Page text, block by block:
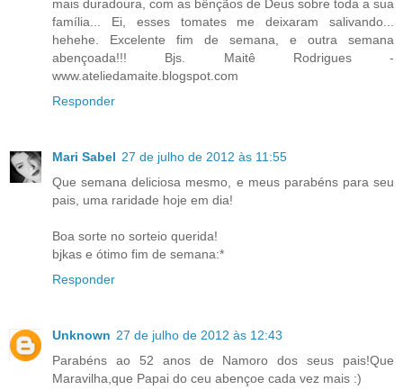
mais duradoura, com as bênçãos de Deus sobre toda a sua
família... Ei, esses tomates me deixaram salivando...
hehehe. Excelente fim de semana, e outra semana
abençoada!!! Bjs. Maitê Rodrigues -
www.ateliedamaite.blogspot.com
Responder
Mari Sabel 27 de julho de 2012 às 11:55
Que semana deliciosa mesmo, e meus parabéns para seu
pais, uma raridade hoje em dia!
Boa sorte no sorteio querida!
bjkas e ótimo fim de semana:*
Responder
Unknown 27 de julho de 2012 às 12:43
Parabéns ao 52 anos de Namoro dos seus pais!Que
Maravilha,que Papai do ceu abençoe cada vez mais :)